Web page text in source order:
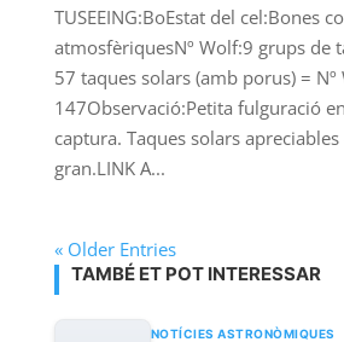
TUSEEING:BoEstat del cel:Bones
atmosfèriquesNº Wolf:9 grups de
57 taques solars (amb porus) = Nº
147Observació:Petita fulguració
captura. Taques solars
gran.LINK A...
« Older Entries
TAMBÉ ET POT INTERESSAR
NOTÍCIES ASTRONÒMIQUES